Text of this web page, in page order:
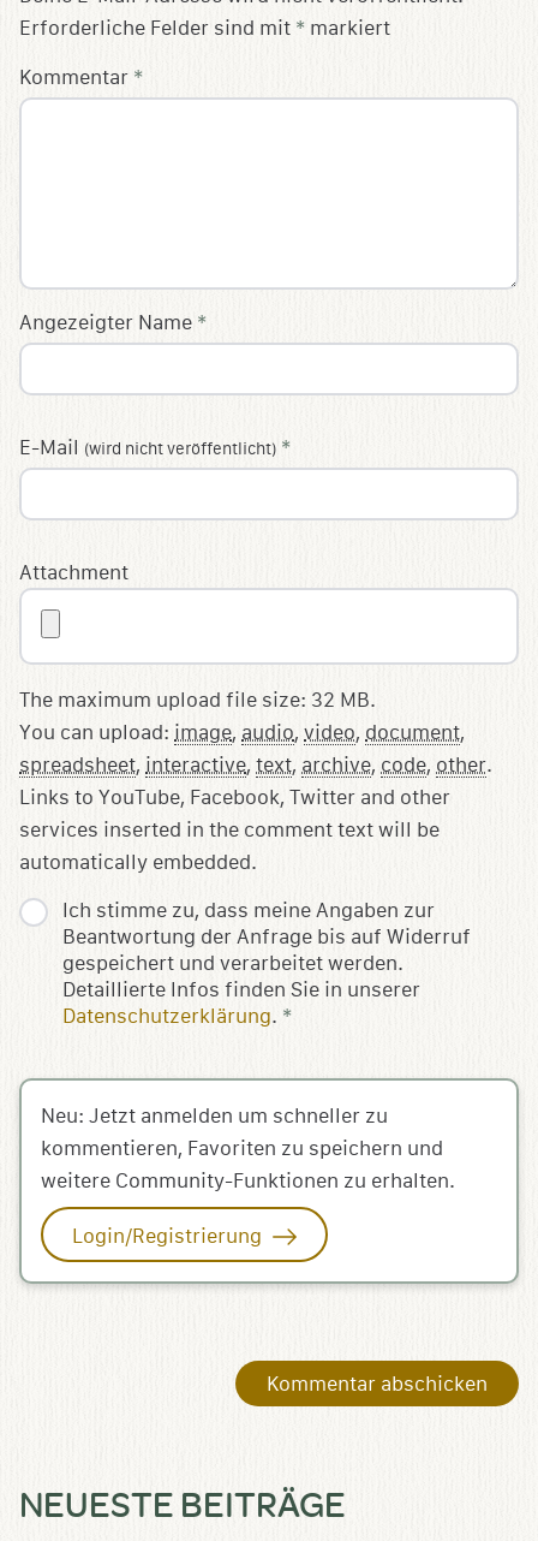
Erforderliche Felder sind mit * markiert
Kommentar *
Angezeigter Name *
E-Mail (wird nicht veröffentlicht) *
Ich stimme zu, dass meine Angaben zur
Beantwortung der Anfrage bis auf Widerruf
gespeichert und verarbeitet werden.
Detaillierte Infos finden Sie in unserer
Datenschutzerklärung. *
Attachment
The maximum upload file size: 32 MB.
You can upload: image, audio, video, document,
spreadsheet, interactive, text, archive, code, other.
Links to YouTube, Facebook, Twitter and other
services inserted in the comment text will be
automatically embedded.
Neu: Jetzt anmelden um schneller zu
kommentieren, Favoriten zu speichern und
weitere Community-Funktionen zu erhalten.
Login/Registrierung
NEUESTE BEITRÄGE